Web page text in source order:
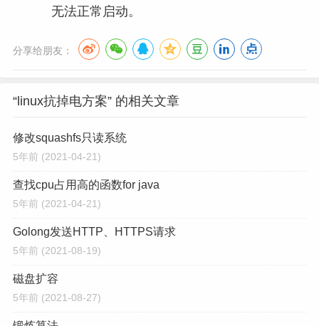
无法正常启动。
分享给朋友：
“linux抗掉电方案” 的相关文章
修改squashfs只读系统
5年前 (2021-04-21)
查找cpu占用高的函数for java
5年前 (2021-04-21)
Golong发送HTTP、HTTPS请求
5年前 (2021-08-19)
磁盘扩容
5年前 (2021-08-27)